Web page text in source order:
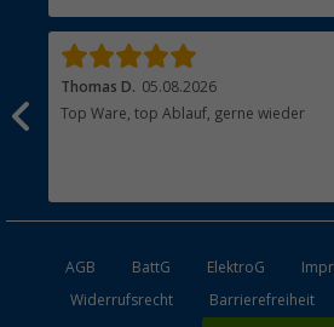
Thomas D. 05.08.2026
Top Ware, top Ablauf, gerne wieder
AGB BattG ElektroG
Widerrufsrecht
Barrierefreiheit